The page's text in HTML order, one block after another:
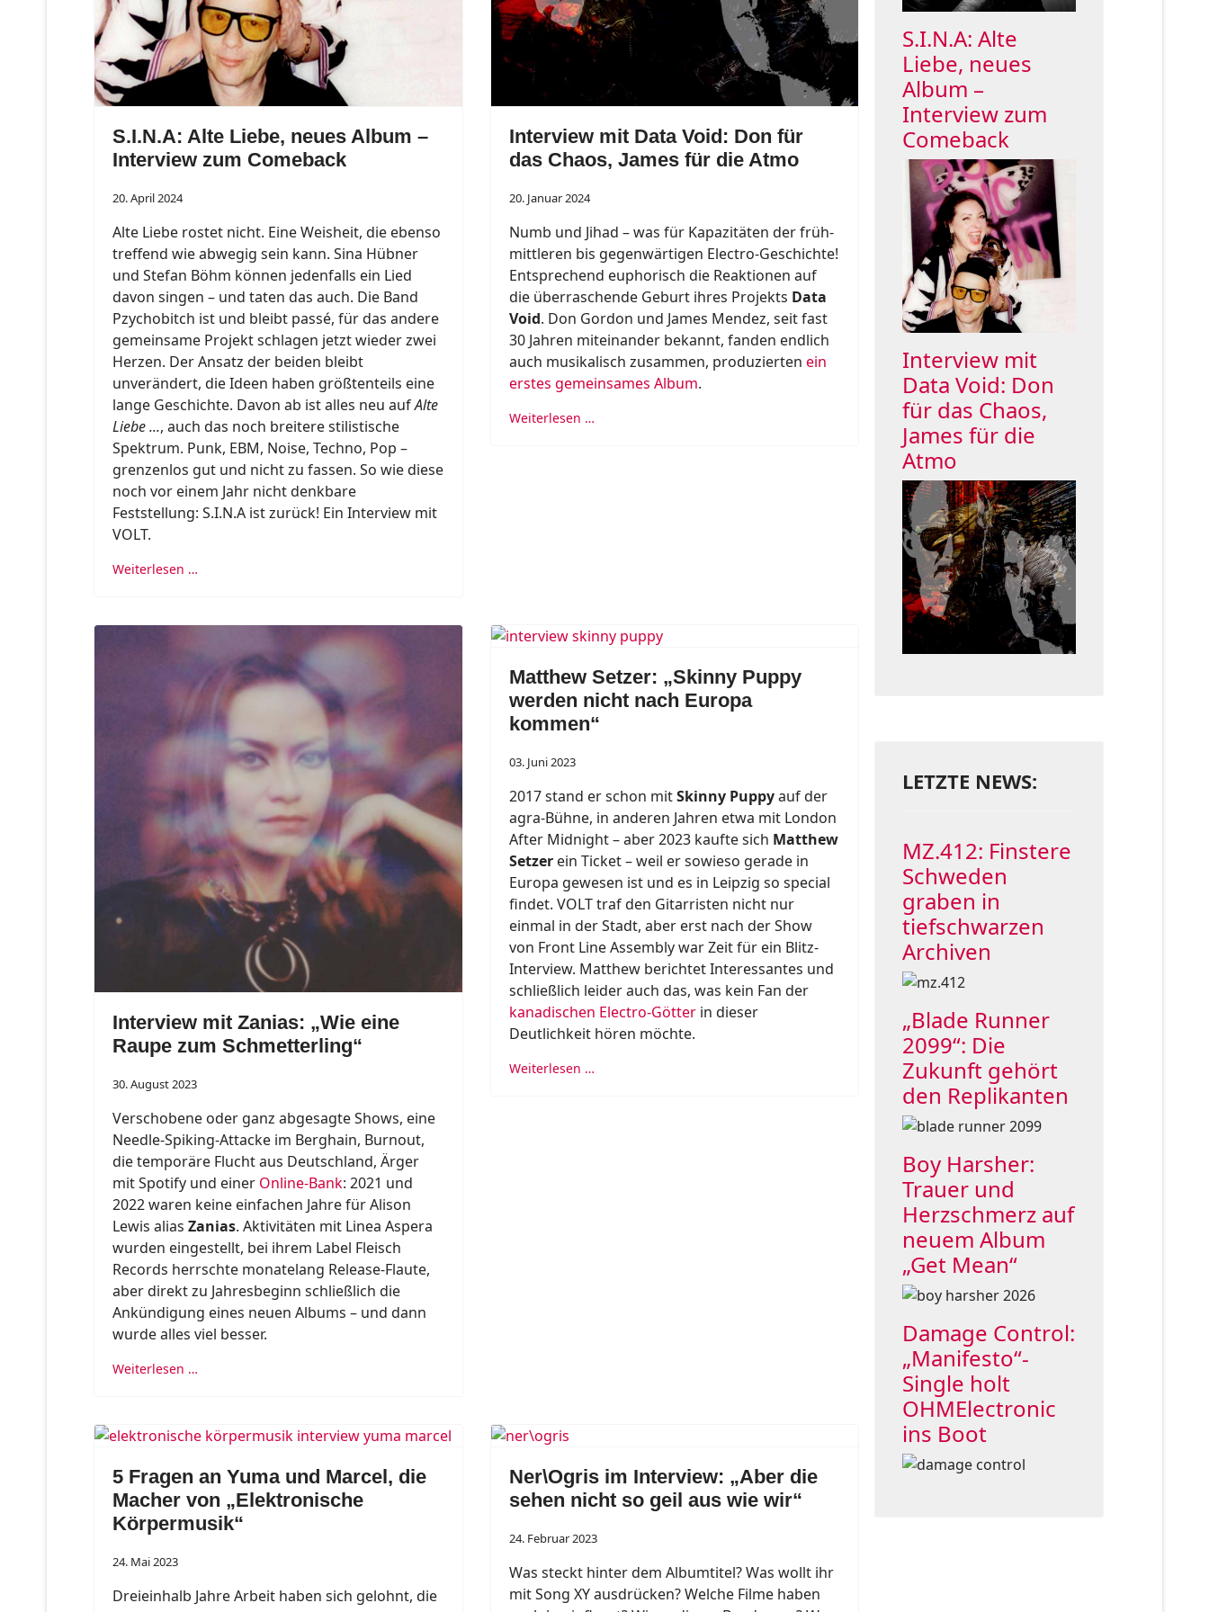
S.I.N.A: Alte Liebe, neues Album –
Interview zum Comeback
20. April 2024
Alte Liebe rostet nicht. Eine Weisheit, die ebenso
treffend wie abwegig sein kann. Sina Hübner
und Stefan Böhm können jedenfalls ein Lied
davon singen – und taten das auch. Die Band
Pzychobitch ist und bleibt passé, für das andere
gemeinsame Projekt schlagen jetzt wieder zwei
Herzen. Der Ansatz der beiden bleibt
unverändert, die Ideen haben größtenteils eine
lange Geschichte. Davon ab ist alles neu aufAlte
Liebe ..., auch das noch breitere stilistische
Spektrum. Punk, EBM, Noise, Techno, Pop –
grenzenlos gut und nicht zu fassen. So wie diese
noch vor einem Jahr nicht denkbare
Feststellung: S.I.N.A ist zurück! Ein Interview mit
VOLT.
Weiterlesen …
Interview mit Data Void: Don für
das Chaos, James für die Atmo
20. Januar 2024
Numb und Jihad – was für Kapazitäten der früh-
mittleren bis gegenwärtigen Electro-Geschichte!
Entsprechend euphorisch die Reaktionen auf
die überraschende Geburt ihres Projekts Data
Void. Don Gordon und James Mendez, seit fast
30 Jahren miteinander bekannt, fanden endlich
auch musikalisch zusammen, produzierten ein
erstes gemeinsames Album.
Weiterlesen …
Interview mit Zanias: „Wie eine
Raupe zum Schmetterling“
30. August 2023
Verschobene oder ganz abgesagte Shows, eine
Needle-Spiking-Attacke im Berghain, Burnout,
die temporäre Flucht aus Deutschland, Ärger
mit Spotify und einer Online-Bank: 2021 und
2022 waren keine einfachen Jahre für Alison
Lewis alias Zanias. Aktivitäten mit Linea Aspera
wurden eingestellt, bei ihrem Label Fleisch
Records herrschte monatelang Release-Flaute,
aber direkt zu Jahresbeginn schließlich die
Ankündigung eines neuen Albums – und dann
wurde alles viel besser.
Weiterlesen …
Matthew Setzer: „Skinny Puppy
werden nicht nach Europa
kommen“
03. Juni 2023
2017 stand er schon mitSkinny Puppyauf der
agra-Bühne, in anderen Jahren etwa mit London
After Midnight – aber 2023 kaufte sich Matthew
Setzerein Ticket – weil er sowieso gerade in
Europa gewesen ist und es in Leipzig so special
findet. VOLT traf den Gitarristen nicht nur
einmal in der Stadt, aber erst nach der Show
von Front Line Assembly war Zeit für ein Blitz-
Interview. Matthew berichtet Interessantes und
schließlich leider auch das, was kein Fan der
kanadischen Electro-Götterin dieser
Deutlichkeit hören möchte.
Weiterlesen …
5 Fragen an Yuma und Marcel, die
Macher von „Elektronische
Körpermusik“
24. Mai 2023
Dreieinhalb Jahre Arbeit haben sich gelohnt, die
Ner\Ogris im Interview: „Aber die
sehen nicht so geil aus wie wir“
24. Februar 2023
Was steckt hinter dem Albumtitel? Was wollt ihr
mit Song XY ausdrücken? Welche Filme haben
S.I.N.A: Alte
Liebe, neues
Album –
Interview zum
Comeback
Interview mit
Data Void: Don
für das Chaos,
James für die
Atmo
LETZTE NEWS:
MZ.412: Finstere
Schweden
graben in
tiefschwarzen
Archiven
„Blade Runner
2099“: Die
Zukunft gehört
den Replikanten
Boy Harsher:
Trauer und
Herzschmerz auf
neuem Album
„Get Mean“
Damage Control:
„Manifesto“-
Single holt
OHMElectronic
ins Boot